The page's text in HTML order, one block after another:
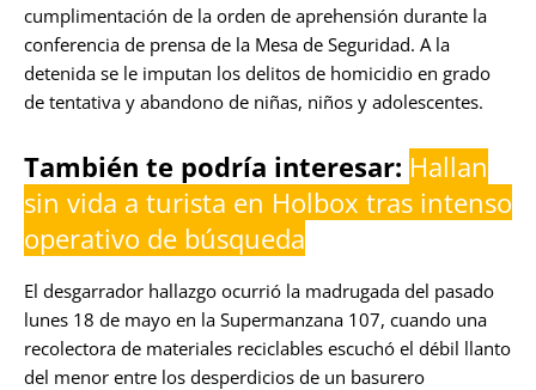
cumplimentación de la orden de aprehensión durante la
conferencia de prensa de la Mesa de Seguridad. A la
detenida se le imputan los delitos de homicidio en grado
de tentativa y abandono de niñas, niños y adolescentes.
También te podría interesar: Hallan
sin vida a turista en Holbox tras intenso
operativo de búsqueda
El desgarrador hallazgo ocurrió la madrugada del pasado
lunes 18 de mayo en la Supermanzana 107, cuando una
recolectora de materiales reciclables escuchó el débil llanto
del menor entre los desperdicios de un basurero